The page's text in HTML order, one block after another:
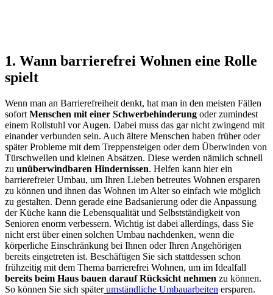
1. Wann barrierefrei Wohnen eine Rolle
spielt
Wenn man an Barrierefreiheit denkt, hat man in den meisten Fällen
sofort Menschen mit einer Schwerbehinderung oder zumindest
einem Rollstuhl vor Augen. Dabei muss das gar nicht zwingend mit
einander verbunden sein. Auch ältere Menschen haben früher oder
später Probleme mit dem Treppensteigen oder dem Überwinden von
Türschwellen und kleinen Absätzen. Diese werden nämlich schnell
zu unüberwindbaren Hindernissen. Helfen kann hier ein
barrierefreier Umbau, um Ihren Lieben betreutes Wohnen ersparen
zu können und ihnen das Wohnen im Alter so einfach wie möglich
zu gestalten. Denn gerade eine Badsanierung oder die Anpassung
der Küche kann die Lebensqualität und Selbstständigkeit von
Senioren enorm verbessern. Wichtig ist dabei allerdings, dass Sie
nicht erst über einen solchen Umbau nachdenken, wenn die
körperliche Einschränkung bei Ihnen oder Ihren Angehörigen
bereits eingetreten ist. Beschäftigen Sie sich stattdessen schon
frühzeitig mit dem Thema barrierefrei Wohnen, um im Idealfall
bereits beim Haus bauen darauf Rücksicht nehmen zu können.
So können Sie sich späterumständliche Umbauarbeiten ersparen.